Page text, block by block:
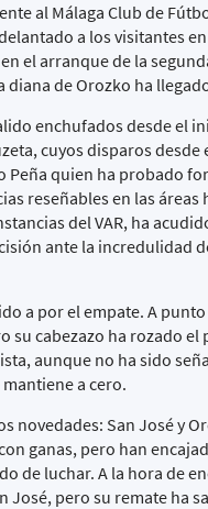
al Málaga Club de
a los visitantes
el arranque de la
de Orozko ha
enchufados desde el
cuyos disparos
Peña quien ha probado
reseñables en las
del VAR, ha
ante la incredulidad
a por el empate. A
su cabezazo ha rozado
aunque no ha sido
a cero.
novedades: San José y
ganas, pero han
de luchar. A la hora de
José, pero su remate ha